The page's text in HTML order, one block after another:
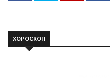
ХОРОСКОП